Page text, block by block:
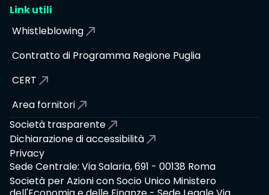
Link utili
Whistleblowing
Contratto di Programma Regione Puglia
CERT
Area fornitori
Società trasparente
Dichiarazione di accessibilità
Privacy
Sede Centrale: Via Salaria, 691 - 00138 Roma
Società per Azioni con Socio Unico Ministero